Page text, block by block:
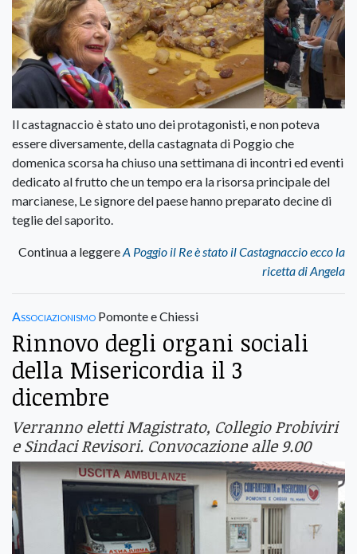
Il castagnaccio è stato uno dei protagonisti, e non poteva
essere diversamente, della castagnata di Poggio che
domenica scorsa ha chiuso una settimana di incontri ed eventi
dedicato al frutto che un tempo era la risorsa principale del
marcianese, Le signore del paese hanno preparato decine di
teglie del saporito.
Continua a leggereA Poggio il Re è stato il Castagnaccio ecco la
ricetta di Angela
Associazionismo Pomonte e Chiessi
Rinnovo degli organi sociali
della Misericordia il 3
dicembre
Verranno eletti Magistrato, Collegio Probiviri
e Sindaci Revisori. Convocazione alle 9.00